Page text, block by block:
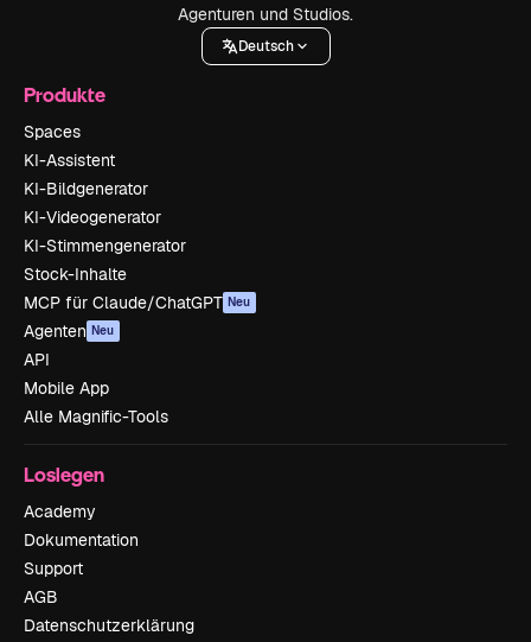
Agenturen und Studios.
Deutsch
Produkte
Spaces
KI-Assistent
KI-Bildgenerator
KI-Videogenerator
KI-Stimmengenerator
Stock-Inhalte
MCP für Claude/ChatGPT Neu
Agenten Neu
API
Mobile App
Alle Magnific-Tools
Loslegen
Academy
Dokumentation
Support
AGB
Datenschutzerklärung